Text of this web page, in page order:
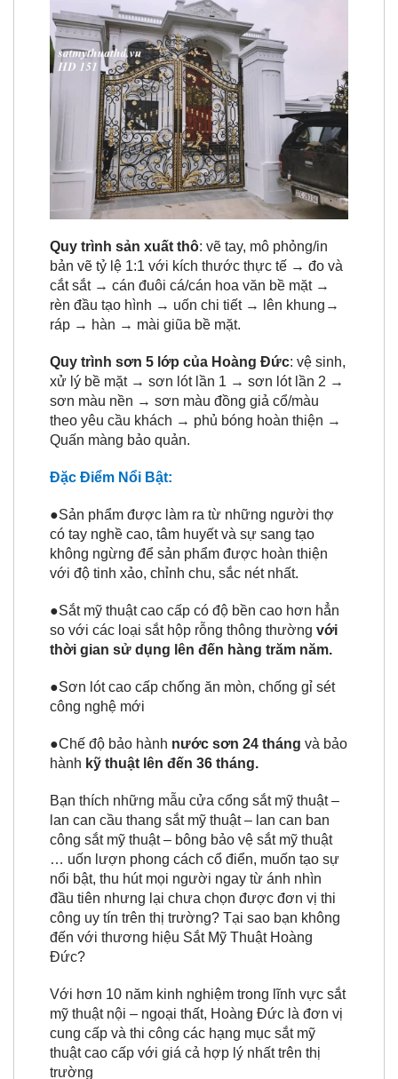
Quy trình sản xuất thô: vẽ tay, mô phỏng/in
bản vẽ tỷ lệ 1:1 với kích thước thực tế → đo và
cắt sắt → cán đuôi cá/cán hoa văn bề mặt →
rèn đầu tạo hình → uốn chi tiết → lên khung→
ráp → hàn → mài giũa bề mặt.
Quy trình sơn 5 lớp của Hoàng Đức: vệ sinh,
xử lý bề mặt → sơn lót lần 1 → sơn lót lần 2 →
sơn màu nền → sơn màu đồng giả cổ/màu
theo yêu cầu khách → phủ bóng hoàn thiện →
Quấn màng bảo quản.
Đặc Điểm Nổi Bật:
●Sản phẩm được làm ra từ những người thợ
có tay nghề cao, tâm huyết và sự sang tạo
không ngừng để sản phẩm được hoàn thiện
với độ tinh xảo, chỉnh chu, sắc nét nhất.
●Sắt mỹ thuật cao cấp có độ bền cao hơn hẳn
so với các loại sắt hộp rỗng thông thường với
thời gian sử dụng lên đến hàng trăm năm.
●Sơn lót cao cấp chống ăn mòn, chống gỉ sét
công nghệ mới
●Chế độ bảo hành nước sơn 24 tháng và bảo
hành kỹ thuật lên đến 36 tháng.
Bạn thích những mẫu cửa cổng sắt mỹ thuật –
lan can cầu thang sắt mỹ thuật – lan can ban
công sắt mỹ thuật – bông bảo vệ sắt mỹ thuật
… uốn lượn phong cách cổ điển, muốn tạo sự
nổi bật, thu hút mọi người ngay từ ánh nhìn
đầu tiên nhưng lại chưa chọn được đơn vị thi
công uy tín trên thị trường? Tại sao bạn không
đến với thương hiệu Sắt Mỹ Thuật Hoàng
Đức?
Với hơn 10 năm kinh nghiệm trong lĩnh vực sắt
mỹ thuật nội – ngoại thất, Hoàng Đức là đơn vị
cung cấp và thi công các hạng mục sắt mỹ
thuật cao cấp với giá cả hợp lý nhất trên thị
trường